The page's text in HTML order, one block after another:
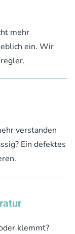
mehr
ein. Wir
verstanden
Ein defektes
klemmt?